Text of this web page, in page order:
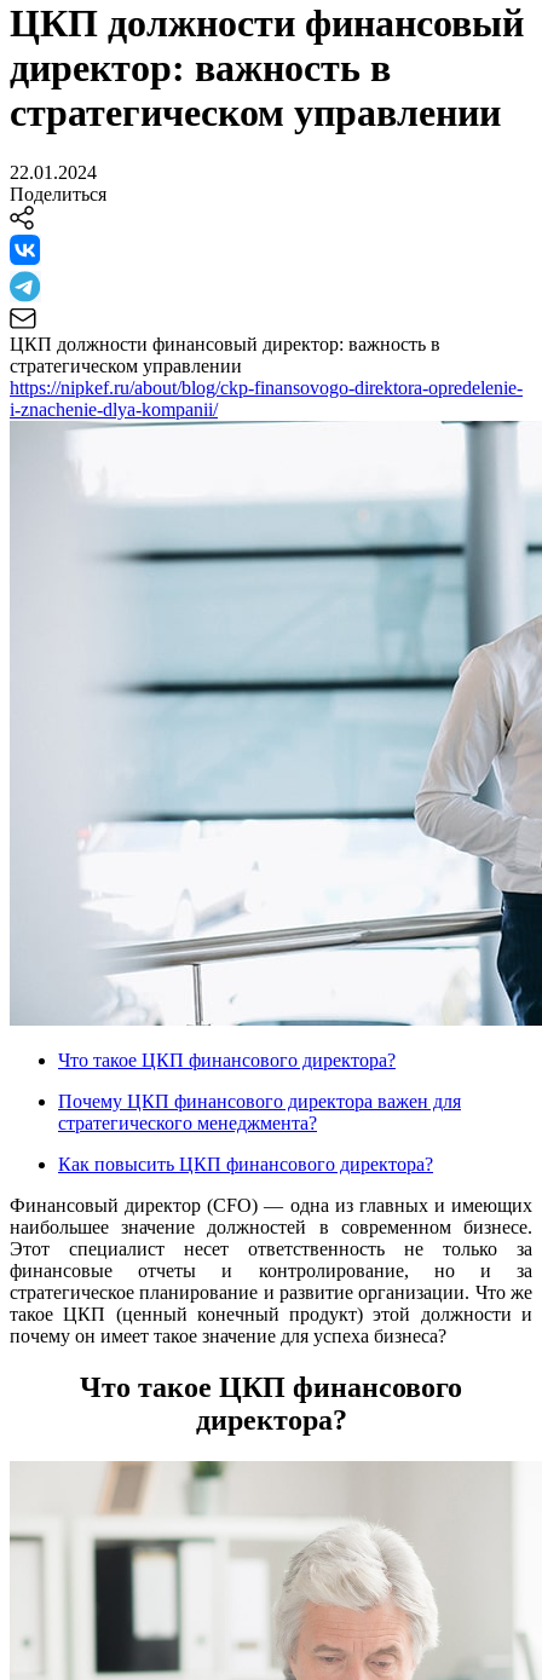
ЦКП должности финансовый
директор: важность в
стратегическом управлении
22.01.2024
Поделиться
ЦКП должности финансовый директор: важность в
стратегическом управлении
https://nipkef.ru/about/blog/ckp-finansovogo-direktora-opredelenie-
i-znachenie-dlya-kompanii/
Что такое ЦКП финансового директора?
Почему ЦКП финансового директора важен для
стратегического менеджмента?
Как повысить ЦКП финансового директора?
Финансовый директор (CFO) — одна из главных и имеющих
наибольшее значение должностей в современном бизнесе.
Этот специалист несет ответственность не только за
финансовые отчеты и контролирование, но и за
стратегическое планирование и развитие организации. Что же
такое ЦКП (ценный конечный продукт) этой должности и
почему он имеет такое значение для успеха бизнеса?
Что такое ЦКП финансового
директора?